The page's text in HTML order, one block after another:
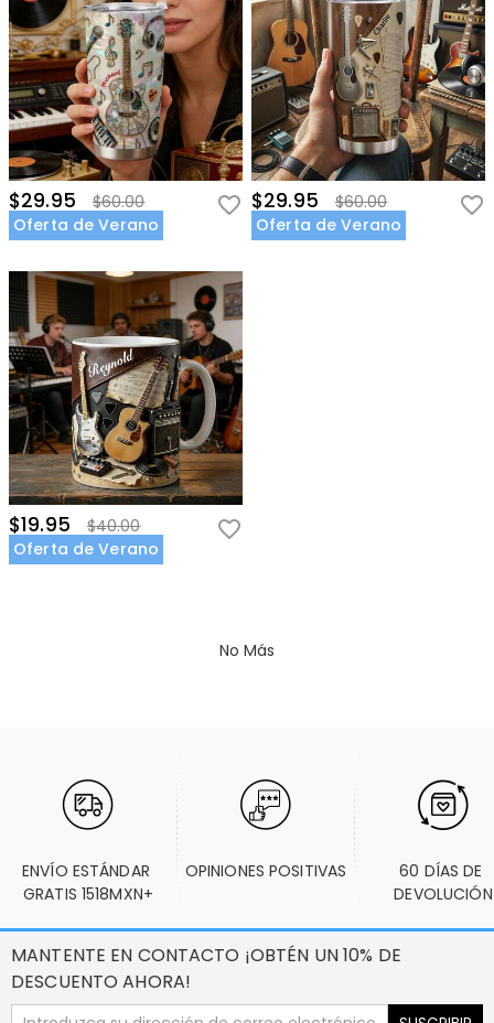
$29.95
$60.00
Oferta de Verano
$29.95
$60.00
Oferta de Verano
$19.95
$40.00
Oferta de Verano
No Más
ENVÍO ESTÁNDAR
GRATIS 1518MXN+
OPINIONES POSITIVAS
60 DÍAS DE
DEVOLUCIÓN
MANTENTE EN CONTACTO ¡OBTÉN UN 10% DE
DESCUENTO AHORA!